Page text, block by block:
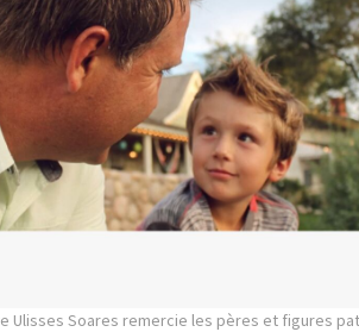
Ulisses Soares remercie les pères et figures